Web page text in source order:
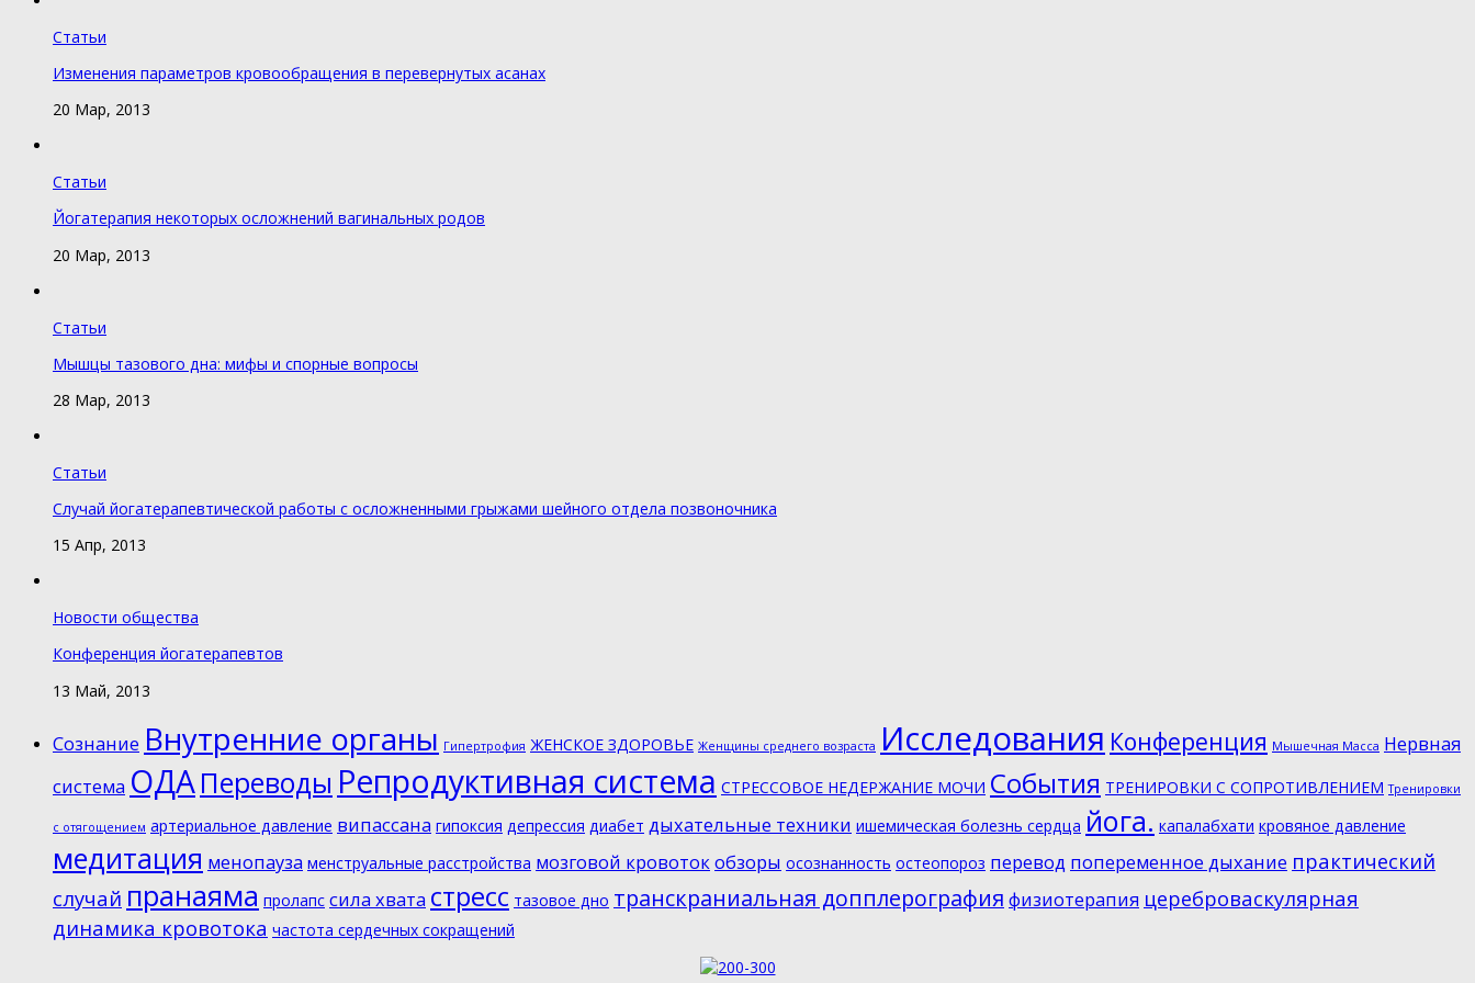
Статьи
Изменения параметров кровообращения в перевернутых асанах
20 Мар, 2013
Статьи
Йогатерапия некоторых осложнений вагинальных родов
20 Мар, 2013
Статьи
Мышцы тазового дна: мифы и спорные вопросы
28 Мар, 2013
Статьи
Случай йогатерапевтической работы с осложненными грыжами шейного отдела позвоночника
15 Апр, 2013
Новости общества
Конференция йогатерапевтов
13 Май, 2013
Cознание Внутренние органы Гипертрофия ЖЕНСКОЕ ЗДОРОВЬЕ Женщины среднего возраста Исследования Конференция Мышечная Масса Нервная
система ОДАПереводы Репродуктивная система СТРЕССОВОЕ НЕДЕРЖАНИЕ МОЧИ События ТРЕНИРОВКИ С СОПРОТИВЛЕНИЕМ Тренировки
с отягощением артериальное давление випассана гипоксия депрессия диабет дыхательные техники ишемическая болезнь сердца йога. капалабхати кровяное давление
медитация менопауза менструальные расстройства мозговой кровоток обзоры осознанность остеопороз перевод попеременное дыхание практический
случай пранаяма пролапс сила хвата стресс тазовое дно транскраниальная допплерография физиотерапия цереброваскулярная
динамика кровотока частота сердечных сокращений